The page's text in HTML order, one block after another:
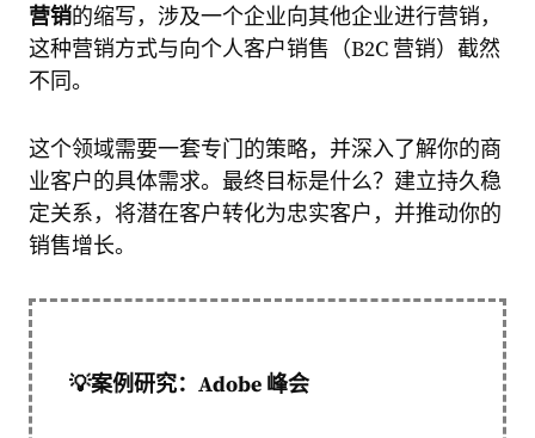
营销的缩写，涉及一个企业向其他企业进行营销，
这种营销方式与向个人客户销售（B2C 营销）截然
不同。
这个领域需要一套专门的策略，并深入了解你的商
业客户的具体需求。最终目标是什么？建立持久稳
定关系，将潜在客户转化为忠实客户，并推动你的
销售增长。
💡案例研究：Adobe 峰会